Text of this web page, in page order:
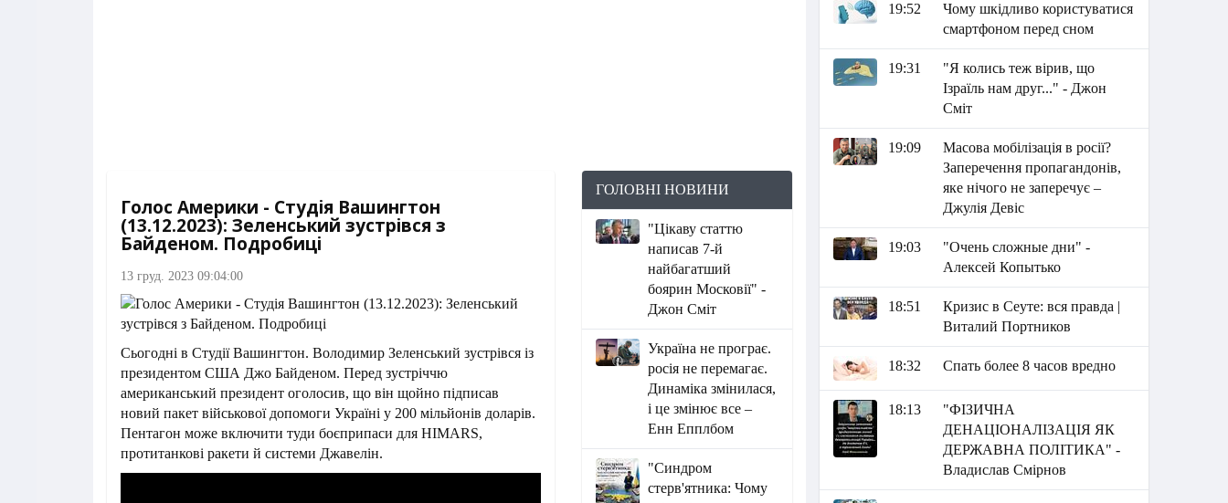
Голос Америки - Студія Вашингтон
(13.12.2023): Зеленський зустрівся з
Байденом. Подробиці
13 груд. 2023 09:04:00
Сьогодні в Студії Вашингтон. Володимир Зеленський зустрівся із
президентом США Джо Байденом. Перед зустріччю
американський президент оголосив, що він щойно підписав
новий пакет військової допомоги Україні у 200 мільйонів доларів.
Пентагон може включити туди боєприпаси для HIMARS,
протитанкові ракети й системи Джавелін.
ГОЛОВНІ НОВИНИ
"Цікаву статтю
написав 7-й
найбагатший
боярин Московії" -
Джон Сміт
Україна не програє.
росія не перемагає.
Динаміка змінилася,
і це змінює все –
Енн Епплбом
"Синдром
стерв'ятника: Чому
19:52
Чому шкідливо користуватися
смартфоном перед сном
19:31
"Я колись теж вірив, що
Ізраїль нам друг..." - Джон
Сміт
19:09
Масова мобілізація в росії?
Заперечення пропагандонів,
яке нічого не заперечує –
Джулія Девіс
19:03
"Очень сложные дни" -
Алексей Копытько
18:51
Кризис в Сеуте: вся правда |
Виталий Портников
18:32 Спать более 8 часов вредно
18:13
"ФІЗИЧНА
ДЕНАЦІОНАЛІЗАЦІЯ ЯК
ДЕРЖАВНА ПОЛІТИКА" -
Владислав Смірнов